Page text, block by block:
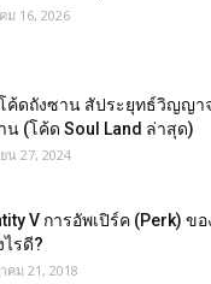
ม 16, 2026
ค้ดถังซาน สัประยุทธ์วิญญา
น (โค้ด Soul Land ล่าสุด)
น 27, 2024
V การอัพเปิร์ค (Perk) ข
ไรดี?
คม 21, 2018